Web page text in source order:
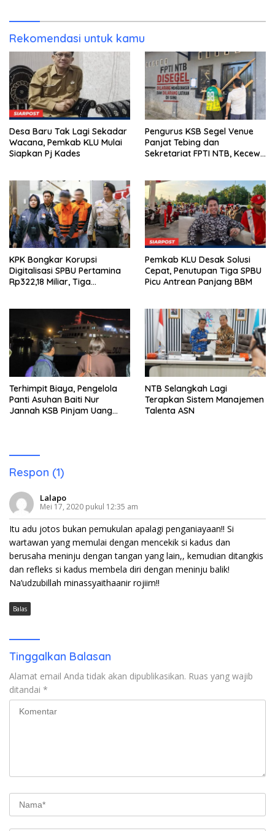
Rekomendasi untuk kamu
Desa Baru Tak Lagi Sekadar
Wacana, Pemkab KLU Mulai
Siapkan Pj Kades
Pengurus KSB Segel Venue
Panjat Tebing dan
Sekretariat FPTI NTB, Kecewa
KPK Bongkar Korupsi
Digitalisasi SPBU Pertamina
Rp322,18 Miliar, Tiga
Pemkab KLU Desak Solusi
Cepat, Penutupan Tiga SPBU
Picu Antrean Panjang BBM
Terhimpit Biaya, Pengelola
Panti Asuhan Baiti Nur
Jannah KSB Pinjam Uang
NTB Selangkah Lagi
Terapkan Sistem Manajemen
Talenta ASN
Respon (1)
Lalapo
Mei 17, 2020 pukul 12:35 am
Itu adu jotos bukan pemukulan apalagi penganiayaan!! Si
wartawan yang memulai dengan mencekik si kadus dan
berusaha meninju dengan tangan yang lain,, kemudian ditangkis
dan refleks si kadus membela diri dengan meninju balik!
Na’udzubillah minassyaithaanir rojiim!!
Balas
Tinggalkan Balasan
Alamat email Anda tidak akan dipublikasikan. Ruas yang wajib
ditandai *